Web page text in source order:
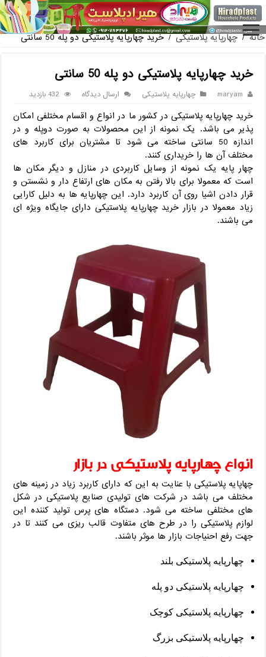
فروش گلدان پلاستیکی گلخانه به صورت آ
خانه / چهارپایه پلاستیکی / خرید چهارپایه پلاستیکی دو پله 50 سانتی
خرید چهارپایه پلاستیکی دو پله 50 سانتی
maryam چهارپایه پلاستیکی ارسال دیدگاه 432 بازدید
خرید چهارپایه پلاستیکی در کشور ما در انواع و اقسام مختلفی امکان
پذیر می باشد. یک نمونه از این محصولات به صورت دوپله و در
اندازه 50 سانتی ساخته می شود تا مشتریان برای کاربرد های
مختلف آن ها را خریداری کنند.
چهار پایه یک نمونه از وسایل کاربردی در منازل و دیگر مکان ها
است که معمولا برای بالا رفتن به مکان های ارتفاع دار و نشستن و
قرار دادن اشیا روی آن کاربرد دارد. این چهارپایه ها به دلیل کارایی
زیاد معمولا در بازار خرید چهارپایه پلاستیکی دارای جایگاه ویژه ای
می باشند.
انواع چهارپایه پلاستیکی در بازار
چهاپایه پلاستیکی با عنایت به این که دارای کاربرد زیاد در زمینه های
مختلف می باشد در شرکت های تولیدی صنایع پلاستیکی در شکل
های مختلفی ساخته می شود. دستگاه های پرس تولید کننده این
لوازم پلاستیکی را در طرح های متفاوت قالب ریزی می کنند تا در
جهت رفع احنیاجات بازار ها موثر باشند.
چهارپایه پلاستیکی بلند
چهارپایه پلاستیکی دو پله
چهارپایه پلاستیکی کوچک
چهارپایه پلاستیکی بزرگ